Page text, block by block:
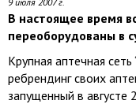
В настоящее время
переоборудованы в
Крупная аптечная
ребрендинг своих
запущенный в августе